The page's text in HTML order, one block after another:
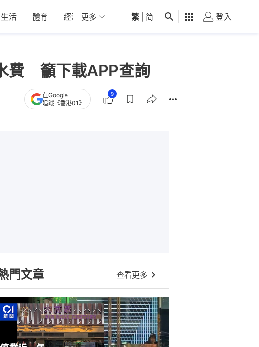
生活 體育 經濟 01深圳 觀點 健康 好食玩飛
更多 繁 简 登入
費 籲下載APP查詢
在Google
追蹤《香港01》
9
門文章 查看更多